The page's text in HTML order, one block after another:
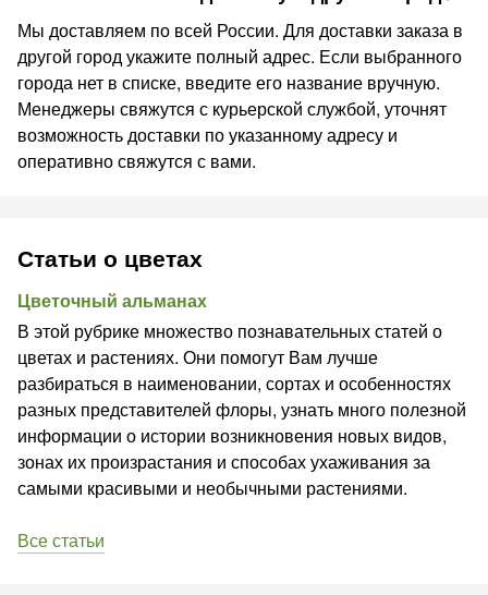
Мы доставляем по всей России. Для доставки заказа в
другой город укажите полный адрес. Если выбранного
города нет в списке, введите его название вручную.
Менеджеры свяжутся с курьерской службой, уточнят
возможность доставки по указанному адресу и
оперативно свяжутся с вами.
Статьи о цветах
Цветочный альманах
В этой рубрике множество познавательных статей о
цветах и растениях. Они помогут Вам лучше
разбираться в наименовании, сортах и особенностях
разных представителей флоры, узнать много полезной
информации о истории возникновения новых видов,
зонах их произрастания и способах ухаживания за
самыми красивыми и необычными растениями.
Все статьи